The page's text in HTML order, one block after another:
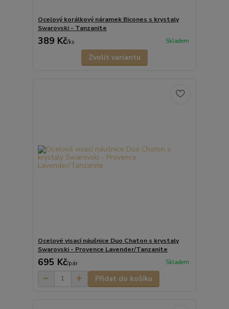
Ocelový korálkový náramek Bicones s krystaly
Swarovski - Tanzanite
389 Kč/ks Skladem
Zvolit variantu
Ocelové visací náušnice Duo Chaton s krystaly
Swarovski - Provence Lavender/Tanzanite
695 Kč/pár Skladem
Přidat do košíku